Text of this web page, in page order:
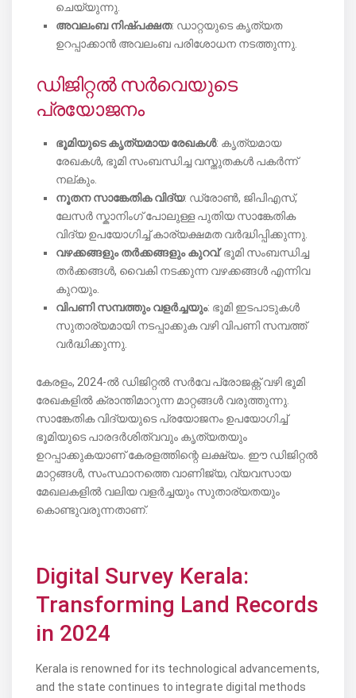
ചെയ്യുന്നു.
അവലംബ നിഷ്പക്ഷത: ഡാറ്റയുടെ കൃത്യത
ഉറപ്പാക്കാൻ അവലംബ പരിശോധന നടത്തുന്നു.
ഡിജിറ്റൽ സർവെയുടെ
പ്രയോജനം
ഭൂമിയുടെ കൃത്യമായ രേഖകൾ: കൃത്യമായ
രേഖകൾ, ഭൂമി സംബന്ധിച്ച വസ്തുതകൾ പകർന്ന്
നല്കും.
നൂതന സാങ്കേതിക വിദ്യ: ഡ്രോൺ, ജിപിഎസ്,
ലേസർ സ്കാനിംഗ് പോലുള്ള പുതിയ സാങ്കേതിക
വിദ്യ ഉപയോഗിച്ച് കാര്യക്ഷമത വർദ്ധിപ്പിക്കുന്നു.
വഴക്കങ്ങളും തർക്കങ്ങളും കുറവ്: ഭൂമി സംബന്ധിച്ച
തർക്കങ്ങൾ, വൈകി നടക്കുന്ന വഴക്കങ്ങൾ എന്നിവ
കുറയും.
വിപണി സമ്പത്തും വളർച്ചയും: ഭൂമി ഇടപാടുകൾ
സുതാര്യമായി നടപ്പാക്കുക വഴി വിപണി സമ്പത്ത്
വർദ്ധിക്കുന്നു.
കേരളം, 2024-ൽ ഡിജിറ്റൽ സർവേ പ്രോജക്റ്റ് വഴി ഭൂമി
രേഖകളിൽ ക്രാന്തിമാറുന്ന മാറ്റങ്ങൾ വരുത്തുന്നു.
സാങ്കേതിക വിദ്യയുടെ പ്രയോജനം ഉപയോഗിച്ച്
ഭൂമിയുടെ പാരദർശിത്വവും കൃത്യതയും
ഉറപ്പാക്കുകയാണ് കേരളത്തിന്റെ ലക്ഷ്യം. ഈ ഡിജിറ്റൽ
മാറ്റങ്ങൾ, സംസ്ഥാനത്തെ വാണിജ്യ, വ്യവസായ
മേഖലകളിൽ വലിയ വളർച്ചയും സുതാര്യതയും
കൊണ്ടുവരുന്നതാണ്.
Digital Survey Kerala:
Transforming Land Records
in 2024
Kerala is renowned for its technological advancements,
and the state continues to integrate digital methods